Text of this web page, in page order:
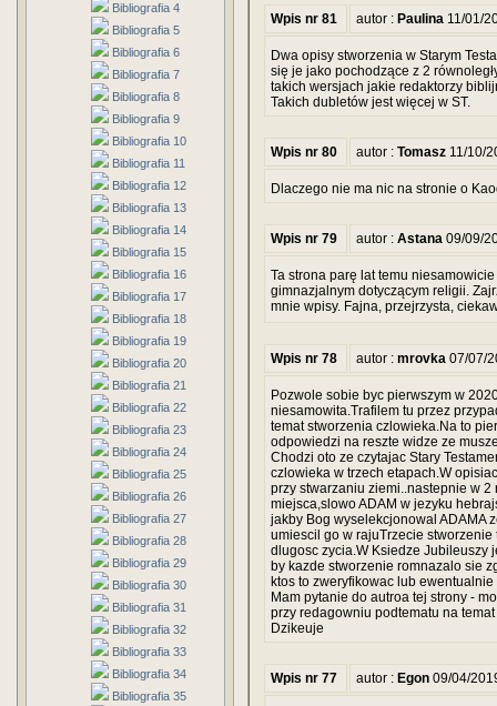
Bibliografia 4
Bibliografia 5
Bibliografia 6
Bibliografia 7
Bibliografia 8
Bibliografia 9
Bibliografia 10
Bibliografia 11
Bibliografia 12
Bibliografia 13
Bibliografia 14
Bibliografia 15
Bibliografia 16
Bibliografia 17
Bibliografia 18
Bibliografia 19
Bibliografia 20
Bibliografia 21
Bibliografia 22
Bibliografia 23
Bibliografia 24
Bibliografia 25
Bibliografia 26
Bibliografia 27
Bibliografia 28
Bibliografia 29
Bibliografia 30
Bibliografia 31
Bibliografia 32
Bibliografia 33
Bibliografia 34
Bibliografia 35
Wpis nr 81 autor : Paulina11/01/
Dwa opisy stworzenia w Starym
się je jako pochodzące z 2
takich wersjach jakie redaktorzy
Takich dubletów jest więcej w ST.
Wpis nr 80 autor : Tomasz11/10/
Dlaczego nie ma nic na stronie o
Wpis nr 79 autor : Astana09/09/
Ta strona parę lat temu
gimnazjalnym dotyczącym religii.
mnie wpisy. Fajna, przejrzysta,
Wpis nr 78 autor : mrovka07/07/
Pozwole sobie byc pierwszym w
niesamowita.Trafilem tu przez
temat stworzenia czlowieka.Na to
odpowiedzi na reszte widze ze
Chodzi oto ze czytajac Stary
czlowieka w trzech etapach.W
przy stwarzaniu ziemi..nastepnie w
miejsca,slowo ADAM w jezyku
jakby Bog wyselekcjonowal ADAMA
umiescil go w rajuTrzecie
dlugosc zycia.W Ksiedze Jubileuszy
by kazde stworzenie romnazalo sie
ktos to zweryfikowac lub
Mam pytanie do autroa tej strony -
przy redagowniu podtematu na
Dzikeuje
Wpis nr 77 autor : Egon09/04/